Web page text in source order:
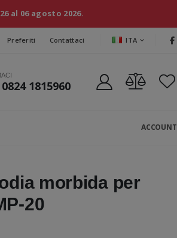
al 06 agosto 2026.
Preferiti Contattaci ITA
1815960
ACCOUNT
morbida per
20